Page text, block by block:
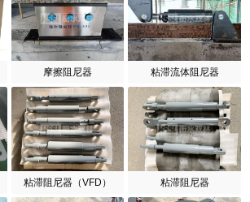
摩擦阻尼器 粘滞流体阻尼器
粘滞阻尼器（VFD） 粘滞阻尼器